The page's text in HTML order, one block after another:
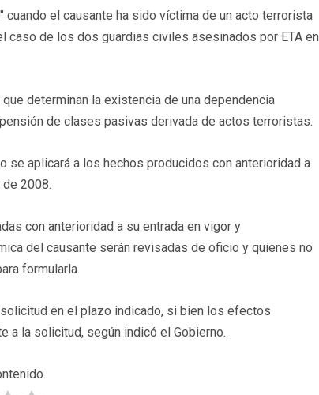
el causante ha sido víctima de un acto terrorista
de los dos guardias civiles asesinados por ETA en
determinan la existencia de una dependencia
de clases pasivas derivada de actos terroristas.
se aplicará a los hechos producidos con anterioridad a
2008.
con anterioridad a su entrada en vigor y
del causante serán revisadas de oficio y quienes no
formularla.
en el plazo indicado, si bien los efectos
a la solicitud, según indicó el Gobierno.